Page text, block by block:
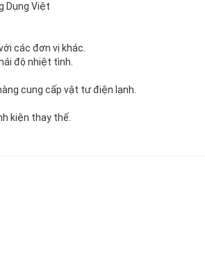
Dụng Việt
các đơn vị khác.
độ nhiệt tình.
cung cấp vật tư điện lạnh.
kiện thay thế.